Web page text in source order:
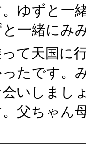
ゆずと一
一緒にみ
て天国に
たです。
いしまし
父ちゃん